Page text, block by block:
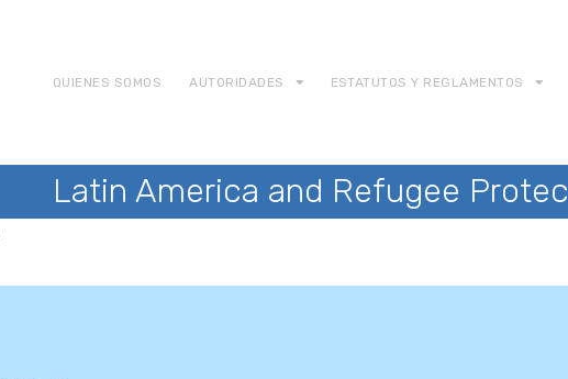
QUIENES SOMOS AUTORIDADES ESTATUTOS Y REGLAMENTOS
Latin America and Refugee